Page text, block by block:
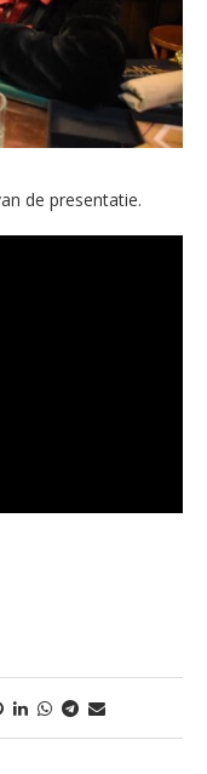
de presentatie.